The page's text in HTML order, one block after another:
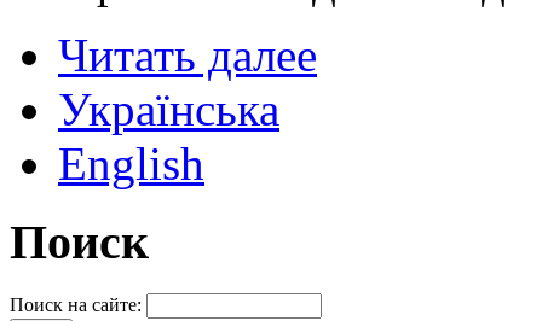
Читать далее
Українська
English
Поиск
Поиск на сайте: